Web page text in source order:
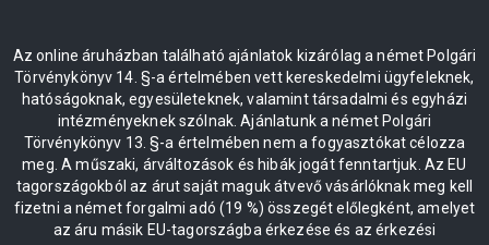
Az online áruházban található ajánlatok kizárólag a német Polgári
Törvénykönyv 14. §-a értelmében vett kereskedelmi ügyfeleknek,
hatóságoknak, egyesületeknek, valamint társadalmi és egyházi
intézményeknek szólnak. Ajánlatunk a német Polgári
Törvénykönyv 13. §-a értelmében nem a fogyasztókat célozza
meg. A műszaki, árváltozások és hibák jogát fenntartjuk. Az EU
tagországokból az árut saját maguk átvevő vásárlóknak meg kell
fizetni a német forgalmi adó (19 %) összegét előlegként, amelyet
az áru másik EU-tagországba érkezése és az érkezési